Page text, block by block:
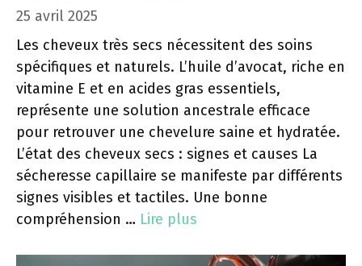
25 avril 2025
Les cheveux très secs nécessitent des soins
spécifiques et naturels. L’huile d’avocat, riche en
vitamine E et en acides gras essentiels,
représente une solution ancestrale efficace
pour retrouver une chevelure saine et hydratée.
L’état des cheveux secs : signes et causes La
sécheresse capillaire se manifeste par différents
signes visibles et tactiles. Une bonne
compréhension … Lire plus